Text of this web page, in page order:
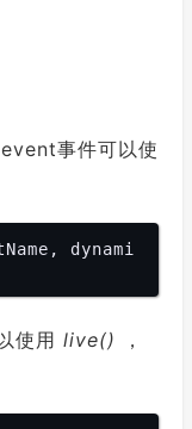
事件可以使
dynami
使用 live() ，